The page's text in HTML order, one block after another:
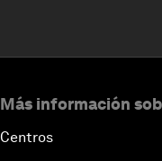
Más información
Centros